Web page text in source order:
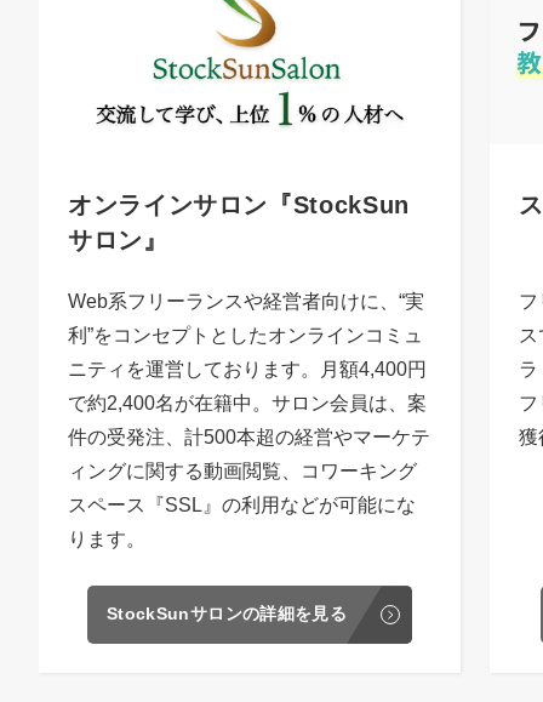
オンラインサロン『StockSun
サロン』
Web系フリーランスや経営者向けに、“実
利”をコンセプトとしたオンラインコミュ
ニティを運営しております。月額4,400円
で約2,400名が在籍中。サロン会員は、案
件の受発注、計500本超の経営やマーケテ
ィングに関する動画閲覧、コワーキング
スペース『SSL』の利用などが可能にな
ります。
StockSunサロンの詳細を見る
フ
ラ
フ
獲